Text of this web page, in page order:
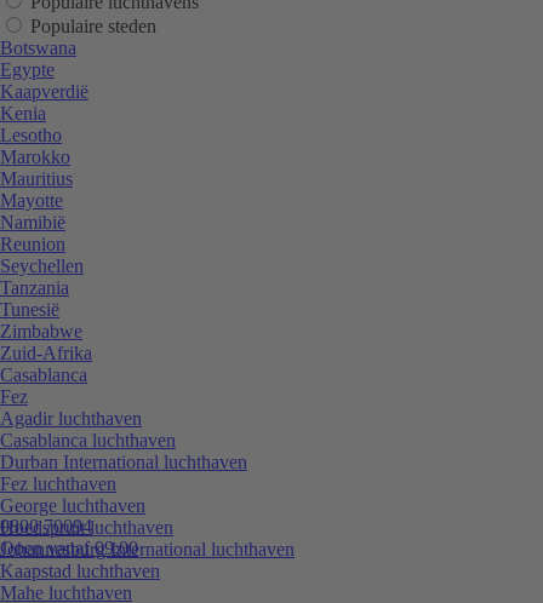
0800 70094
Open vanaf 09:00
Populaire steden
Botswana
Egypte
Kaapverdië
Kenia
Lesotho
Marokko
Mauritius
Mayotte
Namibië
Reunion
Seychellen
Tanzania
Tunesië
Zimbabwe
Zuid-Afrika
Casablanca
Fez
Agadir luchthaven
Casablanca luchthaven
Durban International luchthaven
Fez luchthaven
George luchthaven
Hoedspruit luchthaven
Johannesburg International luchthaven
Kaapstad luchthaven
Mahe luchthaven